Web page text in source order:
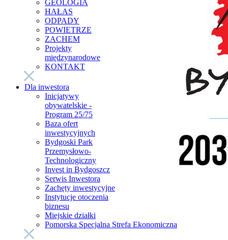
GEOLOGIA
HAŁAS
ODPADY
POWIETRZE
ZACHEM
Projekty
międzynarodowe
KONTAKT
Dla inwestora
Inicjatywy
obywatelskie -
Program 25/75
Baza ofert
inwestycyjnych
Bydgoski Park
Przemysłowo-
Technologiczny
Invest in Bydgoszcz
Serwis Inwestora
Zachęty inwestycyjne
Instytucje otoczenia
biznesu
Miejskie działki
Pomorska Specjalna Strefa Ekonomiczna